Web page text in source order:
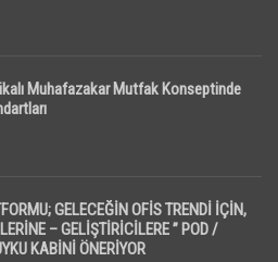
Muhafazakar Mutfak Konseptinde
GELECEĞİN OFİS TRENDİ İÇİN,
– GELİŞTİRİCİLERE ” POD /
KABİNİ ÖNERİYOR